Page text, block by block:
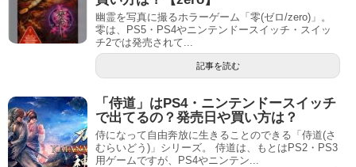
幽霊を写真に撮るホラーゲーム「零(ゼロ/zero)」。
零は、PS5・PS4やニンテンドースイッチ・スイッ
チ2では発売されて...
記事を読む
「侍道」はPS4・ニンテンドースイッチ
で出てるの？発売日や買い方は？
侍になって自由奔放に生きることのできる「侍道(さ
むらいどう)」シリーズ。 侍道は、もとはPS2・PS3
用ゲームですが、PS4やニンテン...